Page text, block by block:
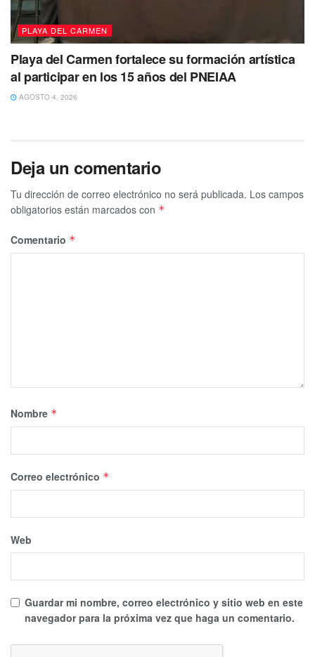
PLAYA DEL CARMEN
Playa del Carmen fortalece su formación artística
al participar en los 15 años del PNEIAA
AGOSTO 4, 2026
Deja un comentario
Tu dirección de correo electrónico no será publicada. Los campos
obligatorios están marcados con *
Comentario *
Nombre *
Correo electrónico *
Web
Guardar mi nombre, correo electrónico y sitio web en este
navegador para la próxima vez que haga un comentario.